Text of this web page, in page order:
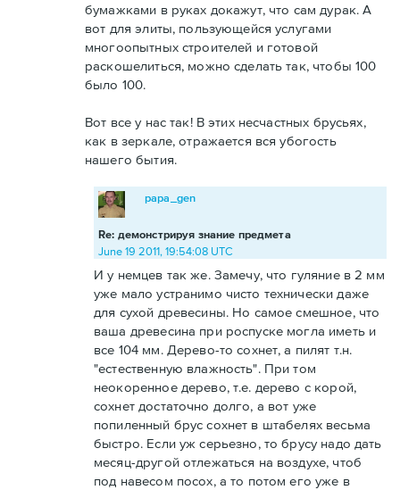
бумажками в руках докажут, что сам дурак. А
вот для элиты, пользующейся услугами
многоопытных строителей и готовой
раскошелиться, можно сделать так, чтобы 100
было 100.
Вот все у нас так! В этих несчастных брусьях,
как в зеркале, отражается вся убогость
нашего бытия.
Re: демонстрируя знание предмета
papa_gen
June 19 2011, 19:54:08 UTC
И у немцев так же. Замечу, что гуляние в 2 мм
уже мало устранимо чисто технически даже
для сухой древесины. Но самое смешное, что
ваша древесина при роспуске могла иметь и
все 104 мм. Дерево-то сохнет, а пилят т.н.
"естественную влажность". При том
неокоренное дерево, т.е. дерево с корой,
сохнет достаточно долго, а вот уже
попиленный брус сохнет в штабелях весьма
быстро. Если уж серьезно, то брусу надо дать
месяц-другой отлежаться на воздухе, чтоб
под навесом посох, а то потом его уже в